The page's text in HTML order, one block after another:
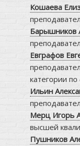
Кошаева
Барышников
Евграфов
категории
Ильин
Мерц Игорь
высшей
Пушников